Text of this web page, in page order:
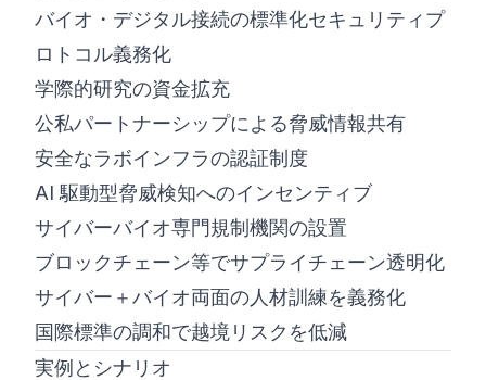
バイオ・デジタル接続の標準化セキュリティプ
ロトコル義務化
学際的研究の資金拡充
公私パートナーシップによる脅威情報共有
安全なラボインフラの認証制度
AI 駆動型脅威検知へのインセンティブ
サイバーバイオ専門規制機関の設置
ブロックチェーン等でサプライチェーン透明化
サイバー＋バイオ両面の人材訓練を義務化
国際標準の調和で越境リスクを低減
実例とシナリオ